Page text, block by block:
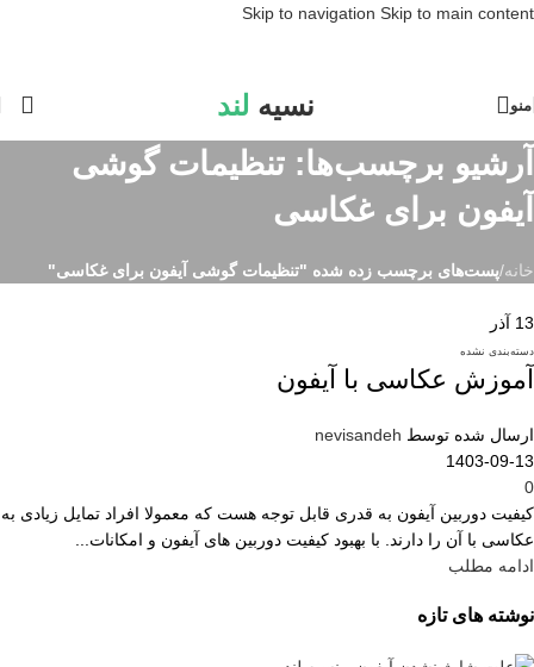
Skip to navigation Skip to main content
منو نسیه لند
آرشیو برچسب‌ها: تنظیمات گوشی
آیفون برای غکاسی
خانه/پست‌های برچسب زده شده "تنظیمات گوشی آیفون برای غکاسی"
13 آذر
دسته‌بندی نشده
آموزش عکاسی با آیفون
ارسال شده توسط nevisandeh
1403-09-13
0
کیفیت دوربین آیفون به قدری قابل توجه هست که معمولا افراد تمایل زیادی به
عکاسی با آن را دارند. با بهبود کیفیت دوربین های آیفون و امکانات...
ادامه مطلب
نوشته های تازه